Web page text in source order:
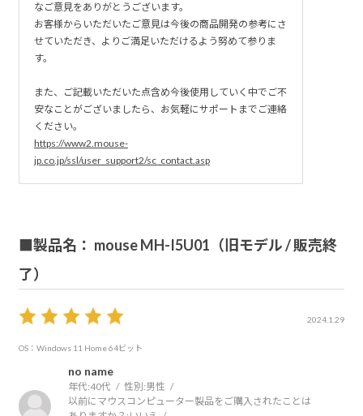
なご意見をありがとうございます。
お客様からいただいたご意見は今後の商品開発の参考にさ
せていただき、よりご満足いただけるよう努めて参りま
す。
また、ご記載いただいた点含め今後使用していく中でご不
安なことがございましたら、お気軽にサポートまでご連絡
ください。
https://www2.mouse-
jp.co.jp/ssl/user_support2/sc_contact.asp
■製品名： mouse MH-I5U01（旧モデル / 販売終
了）
2024.1.29
OS：Windows 11 Home 64ビット
no name
年代:40代 性別:男性
以前にマウスコンピューター製品をご購入されたことは